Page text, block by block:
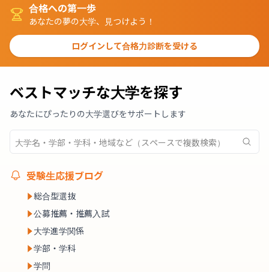
合格への第一歩
あなたの夢の大学、見つけよう！
ログインして合格力診断を受ける
ベストマッチな大学を探す
あなたにぴったりの大学選びをサポートします
受験生応援ブログ
総合型選抜
公募推薦・推薦入試
大学進学関係
学部・学科
学問